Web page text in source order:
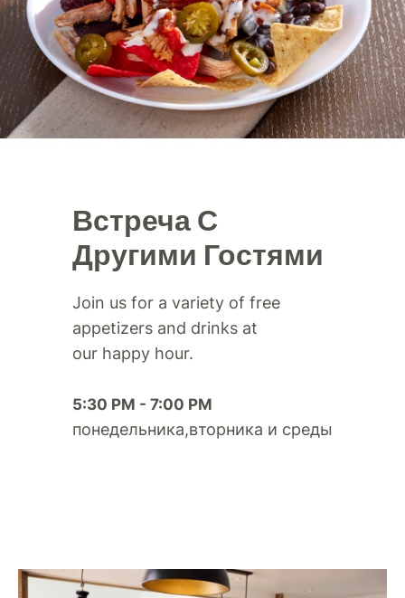
Встреча С
Другими Гостями
Join us for a variety of free
appetizers and drinks at
our happy hour.​
5:30 PM - 7:00 PM
понедельника,вторника и среды